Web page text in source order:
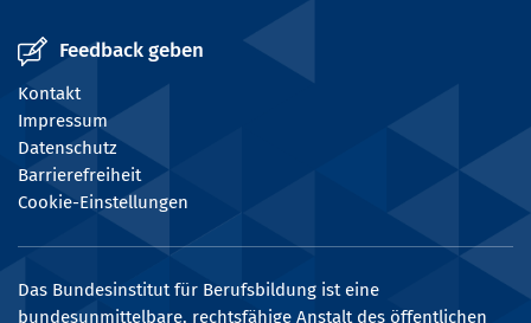
Feedback geben
Kontakt
Impressum
Datenschutz
Barrierefreiheit
Cookie-Einstellungen
Das Bundesinstitut für Berufsbildung ist eine
bundesunmittelbare, rechtsfähige Anstalt des öffentlichen